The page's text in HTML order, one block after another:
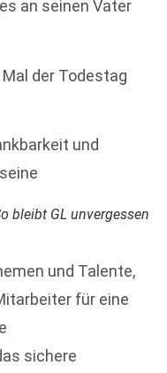
an seinen Vater
der Todestag
und
bleibt GL unvergessen
und Talente,
für eine
sichere